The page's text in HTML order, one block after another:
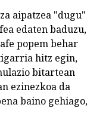
aipatzea "dugu"
edaten baduzu,
popem behar
hitz egin,
bitartean
ezinezkoa da
baino gehiago,